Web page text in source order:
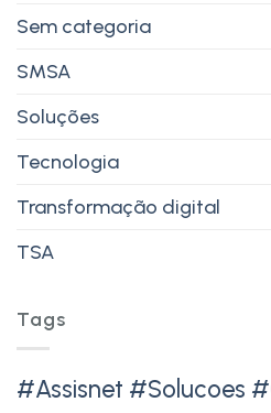
Sem categoria
SMSA
Soluções
Tecnologia
Transformação digital
TSA
Tags
#Assisnet #Solucoes